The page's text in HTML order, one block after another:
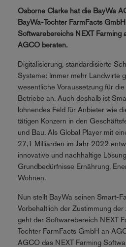
Osborne Clarke hat die BayWa
BayWa-Tochter FarmFacts
Softwarebereichs NEXT Farming
AGCO beraten.
Digitalisierung, standardisierte
Systeme: Immer mehr Landwirte
wesentliche Voraussetzung für
Betriebe an. Auch deshalb ist
lohnendes Feld für Anbieter wie
tätigen Konzern in den
und Bau. Als Global Player mit
27,1 Milliarden im Jahr 2022
innovative und nachhaltige
Grundbedürfnisse Ernährung,
Wohnen.
Nun stellt BayWa seinen Smart-
Vorbehaltlich der Zustimmung
geht der Softwarebereich NEXT
Tochter FarmFacts GmbH an
AGCO das NEXT Farming